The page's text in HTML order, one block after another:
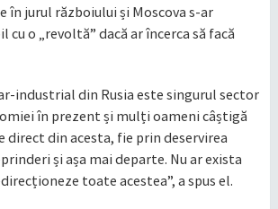
în jurul războiului și Moscova s-ar
o „revoltă” dacă ar încerca să facă
industrial din Rusia este singurul sector
în prezent și mulți oameni câștigă
direct din acesta, fie prin deservirea
și așa mai departe. Nu ar exista
toate acestea”, a spus el.